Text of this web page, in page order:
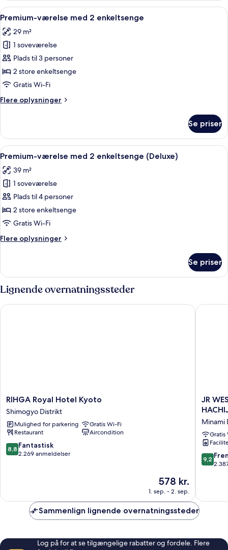
med
2
Indlæs
alle
billeder
af
Premium-
værelse
med
enkeltsenge
Et moderne hotelværelse med to
7
Premium-værelse med 2 enkeltsenge
29 m²
1 soveværelse
Plads til 3 personer
2 store enkeltsenge
Gratis Wi-Fi
Flere oplysninger
Flere
værelse
med
2
Se priser
Indlæs
alle
billeder
af
Premium-
værelse
med
enkeltsenge
Et hotelværelse med to senge, en
6
Premium-værelse med 2 enkeltsenge (Deluxe)
39 m²
1 soveværelse
Plads til 4 personer
2 store enkeltsenge
Gratis Wi-Fi
Flere oplysninger
Flere
værelse
med
2
enkeltsenge
(Deluxe)
Se priser
Lignende overnatningssteder
RIHGA
Royal
Hotel
Kyoto
Shimogyo
Distrikt
RIHGA Royal Hotel Kyoto
Shimogyo Distrikt
Mulighed for parkering
Gratis Wi-Fi
Restaurant
Aircondition
8.8
ud
anmeldelser
8,8 Fantastisk
2.269 anmeldelser
Prisen
578 kr.
578 kr.
1. sep. - 2. sep.
RIHGA Royal Hotel Kyoto
JR
WEST
VIA
INN
PRIME
JR
Minami
Gratis
9.2
ud
2.387
9,2
JR
Sammenlign lignende overnatningssteder
Log på for at se tilgængelige rabatter og fordele. Flere